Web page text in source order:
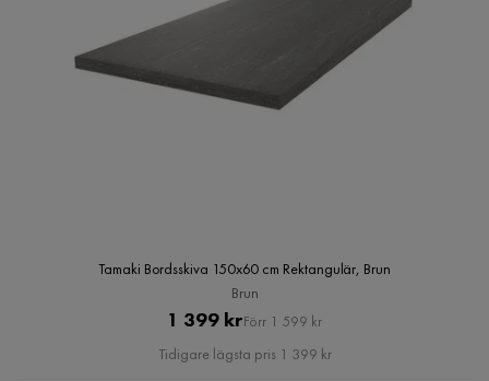
Tamaki Bordsskiva 150x60 cm Rektangulär, Brun
Brun
Pris
1 399 krOriginal
Pris
Förr 1 599 kr
Tidigare lägsta pris 1 399 kr